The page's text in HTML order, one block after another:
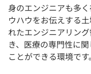
身のエンジニアも多
ウハウをお伝えする
れたエンジニアリン
き、医療の専門性に
ことができる環境です。